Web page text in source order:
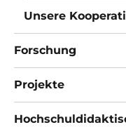
Unsere
Forschung
Projekte